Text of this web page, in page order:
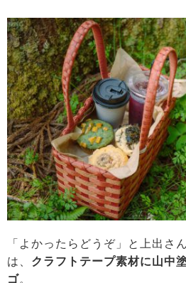
「よかったらどうぞ」と上出さ
は、 クラフトテープ素材に山中
ゴ。